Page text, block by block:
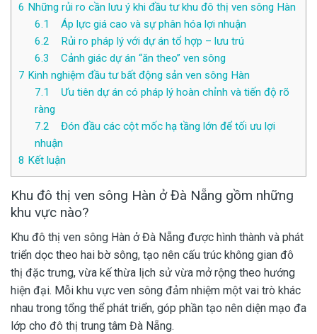
6 Những rủi ro cần lưu ý khi đầu tư khu đô thị ven sông Hàn
6.1 Áp lực giá cao và sự phân hóa lợi nhuận
6.2 Rủi ro pháp lý với dự án tổ hợp – lưu trú
6.3 Cảnh giác dự án “ăn theo” ven sông
7 Kinh nghiệm đầu tư bất động sản ven sông Hàn
7.1 Ưu tiên dự án có pháp lý hoàn chỉnh và tiến độ rõ
ràng
7.2 Đón đầu các cột mốc hạ tầng lớn để tối ưu lợi
nhuận
8 Kết luận
Khu đô thị ven sông Hàn ở Đà Nẵng gồm những
khu vực nào?
Khu đô thị ven sông Hàn ở Đà Nẵng được hình thành và phát
triển dọc theo hai bờ sông, tạo nên cấu trúc không gian đô
thị đặc trưng, vừa kế thừa lịch sử vừa mở rộng theo hướng
hiện đại. Mỗi khu vực ven sông đảm nhiệm một vai trò khác
nhau trong tổng thể phát triển, góp phần tạo nên diện mạo đa
lớp cho đô thị trung tâm Đà Nẵng.